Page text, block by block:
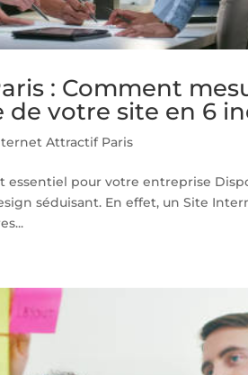
: Comment
votre site en 6
Attractif Paris
pour votre entreprise
séduisant. En effet, un Site